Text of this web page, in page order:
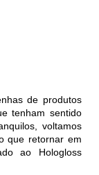
de produtos
tenham sentido
voltamos
que retornar em
ao Hologloss